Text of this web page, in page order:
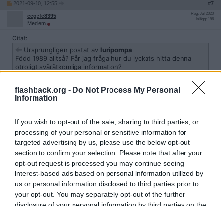
flashback.org - Do Not Process My Personal
Information
If you wish to opt-out of the sale, sharing to third parties, or
processing of your personal or sensitive information for
targeted advertising by us, please use the below opt-out
section to confirm your selection. Please note that after your
opt-out request is processed you may continue seeing
interest-based ads based on personal information utilized by
us or personal information disclosed to third parties prior to
your opt-out. You may separately opt-out of the further
disclosure of your personal information by third parties on the
2021-09-10, 12:55 #7
cegefe8395
Medlem
Reg: Jul 2020
Inlägg: 186
Citat:
Ursprungligen postat av luripompa
Född 1989 alltså? Får jag fråga hur du lyckats hitta denna
otroligt svåråtkomliga information?
Min andra träff på google när jag söker på namnet, 32 bast och
bor i Vasastan. Ett par km ifrån TV4:s studio.
sannolikt.
2021-09-11, 11:51
luripompa
Medlem
Ursprungligen postat av cegefe8395